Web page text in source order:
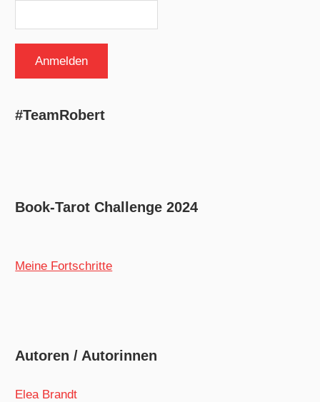
#TeamRobert
Book-Tarot Challenge 2024
Meine Fortschritte
Autoren / Autorinnen
Elea Brandt